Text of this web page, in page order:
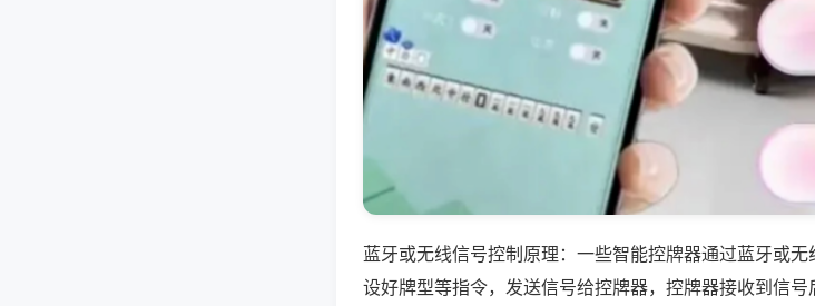
蓝牙或无线信号控制原理：一些智能控牌器通过蓝牙或
设好牌型等指令，发送信号给控牌器，控牌器接收到信